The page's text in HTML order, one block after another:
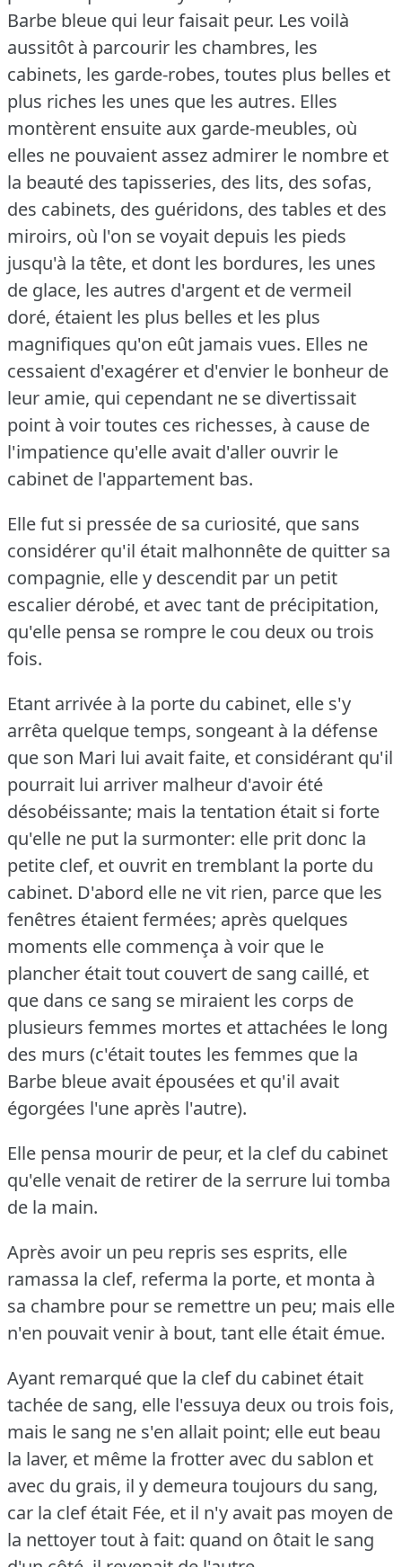
Barbe bleue qui leur faisait peur. Les voilà
aussitôt à parcourir les chambres, les
cabinets, les garde-robes, toutes plus belles et
plus riches les unes que les autres. Elles
montèrent ensuite aux garde-meubles, où
elles ne pouvaient assez admirer le nombre et
la beauté des tapisseries, des lits, des sofas,
des cabinets, des guéridons, des tables et des
miroirs, où l'on se voyait depuis les pieds
jusqu'à la tête, et dont les bordures, les unes
de glace, les autres d'argent et de vermeil
doré, étaient les plus belles et les plus
magnifiques qu'on eût jamais vues. Elles ne
cessaient d'exagérer et d'envier le bonheur de
leur amie, qui cependant ne se divertissait
point à voir toutes ces richesses, à cause de
l'impatience qu'elle avait d'aller ouvrir le
cabinet de l'appartement bas.
Elle fut si pressée de sa curiosité, que sans
considérer qu'il était malhonnête de quitter sa
compagnie, elle y descendit par un petit
escalier dérobé, et avec tant de précipitation,
qu'elle pensa se rompre le cou deux ou trois
fois.
Etant arrivée à la porte du cabinet, elle s'y
arrêta quelque temps, songeant à la défense
que son Mari lui avait faite, et considérant qu'il
pourrait lui arriver malheur d'avoir été
désobéissante; mais la tentation était si forte
qu'elle ne put la surmonter: elle prit donc la
petite clef, et ouvrit en tremblant la porte du
cabinet. D'abord elle ne vit rien, parce que les
fenêtres étaient fermées; après quelques
moments elle commença à voir que le
plancher était tout couvert de sang caillé, et
que dans ce sang se miraient les corps de
plusieurs femmes mortes et attachées le long
des murs (c'était toutes les femmes que la
Barbe bleue avait épousées et qu'il avait
égorgées l'une après l'autre).
Elle pensa mourir de peur, et la clef du cabinet
qu'elle venait de retirer de la serrure lui tomba
de la main.
Après avoir un peu repris ses esprits, elle
ramassa la clef, referma la porte, et monta à
sa chambre pour se remettre un peu; mais elle
n'en pouvait venir à bout, tant elle était émue.
Ayant remarqué que la clef du cabinet était
tachée de sang, elle l'essuya deux ou trois fois,
mais le sang ne s'en allait point; elle eut beau
la laver, et même la frotter avec du sablon et
avec du grais, il y demeura toujours du sang,
car la clef était Fée, et il n'y avait pas moyen de
la nettoyer tout à fait: quand on ôtait le sang